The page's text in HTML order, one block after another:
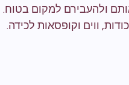
ולהעבירם למקום בטוח.
ווים וקופסאות לכידה.